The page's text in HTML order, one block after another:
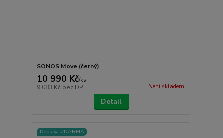
SONOS Move (černý)
10 990 Kč/ks
9 083 Kč bez DPH Není skladem
Detail
Doprava ZDARMA